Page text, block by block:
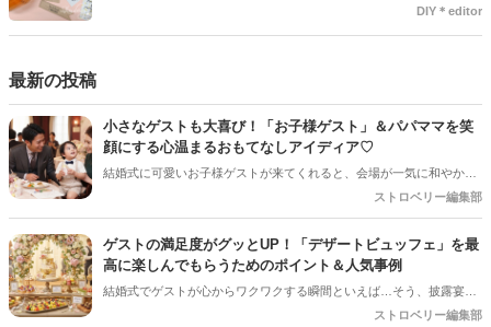
か？今回の記事では無料でダウンロードできる春婚にもピッタリなサ
DIY＊editor
最新の投稿
小さなゲストも大喜び！「お子様ゲスト」＆パパママを笑
顔にする心温まるおもてなしアイディア♡
結婚式に可愛いお子様ゲストが来てくれると、会場が一気に和やかな
雰囲気になりますよね！でも、ご招待するプレ花嫁さんとしては「途
いないかな？」と、ちょっぴり心配になることも多いはず。 小さなゲ
ストと、子育て真っ最中のパパママ（ご友人）に「本当に参列してよ
かった！」と思ってもらうためには、ちょっとした心遣いや事前準備
が大切です。今回は、お子様ゲストとご家族に安心して楽しんでもら
うための、素敵なおもてなしアイディアをご紹介します！
ストロベリー編集部
ゲストの満足度がグッとUP！「デザートビュッフェ」を最
高に楽しんでもらうためのポイント＆人気事例
結婚式でゲストが心からワクワクする瞬間といえば…そう、披露宴後
半の「デザートタイム」です！中でも、ガーデンやロビーにずらりと
ストロベリー編集部